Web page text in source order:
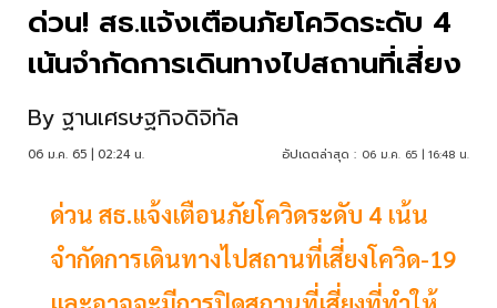
ด่วน! สธ.แจ้งเตือนภัยโควิดระดับ 4
เน้นจำกัดการเดินทางไปสถานที่เสี่ยง
By ฐานเศรษฐกิจดิจิทัล
06 ม.ค. 65 | 02:24 น. อัปเดตล่าสุด : 06 ม.ค. 65 | 16:48 น.
ด่วน สธ.แจ้งเตือนภัยโควิดระดับ 4 เน้น
จำกัดการเดินทางไปสถานที่เสี่ยงโควิด-19